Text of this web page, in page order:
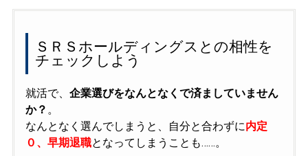
ＳＲＳホールディングスとの相性を
チェックしよう
就活で、 企業選びをなんとなくで済ましていません
か？ 。
なんとなく選んでしまうと、自分と合わずに内定
０、早期退職となってしまうことも……。